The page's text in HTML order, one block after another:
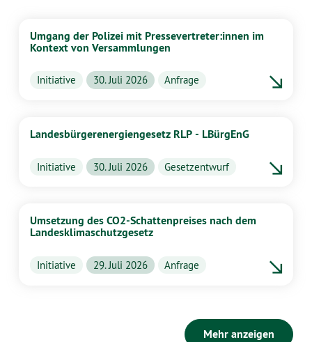
Umgang der Polizei mit Pressevertreter:innen im
Kontext von Versammlungen
Initiative 30. Juli 2026 Anfrage
Landesbürgerenergiengesetz RLP - LBürgEnG
Initiative 30. Juli 2026 Gesetzentwurf
Umsetzung des CO2-Schattenpreises nach dem
Landesklimaschutzgesetz
Initiative 29. Juli 2026 Anfrage
Mehr anzeigen